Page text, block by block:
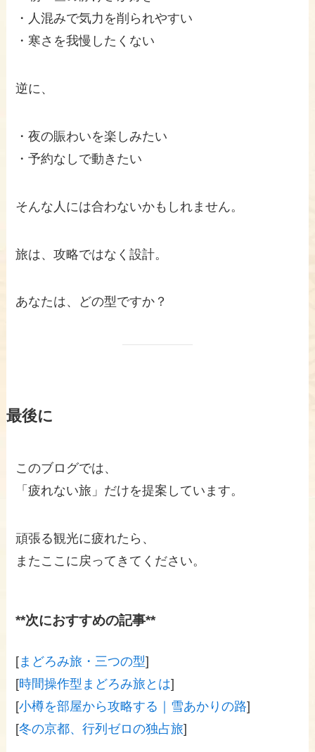
・人混みで気力を削られやすい
・寒さを我慢したくない
逆に、
・夜の賑わいを楽しみたい
・予約なしで動きたい
そんな人には合わないかもしれません。
旅は、攻略ではなく設計。
あなたは、どの型ですか？
最後に
このブログでは、
「疲れない旅」だけを提案しています。
頑張る観光に疲れたら、
またここに戻ってきてください。
**次におすすめの記事**
[ まどろみ旅・三つの型]
[時間操作型まどろみ旅とは]
[小樽を部屋から攻略する｜雪あかりの路]
[冬の京都、行列ゼロの独占旅]